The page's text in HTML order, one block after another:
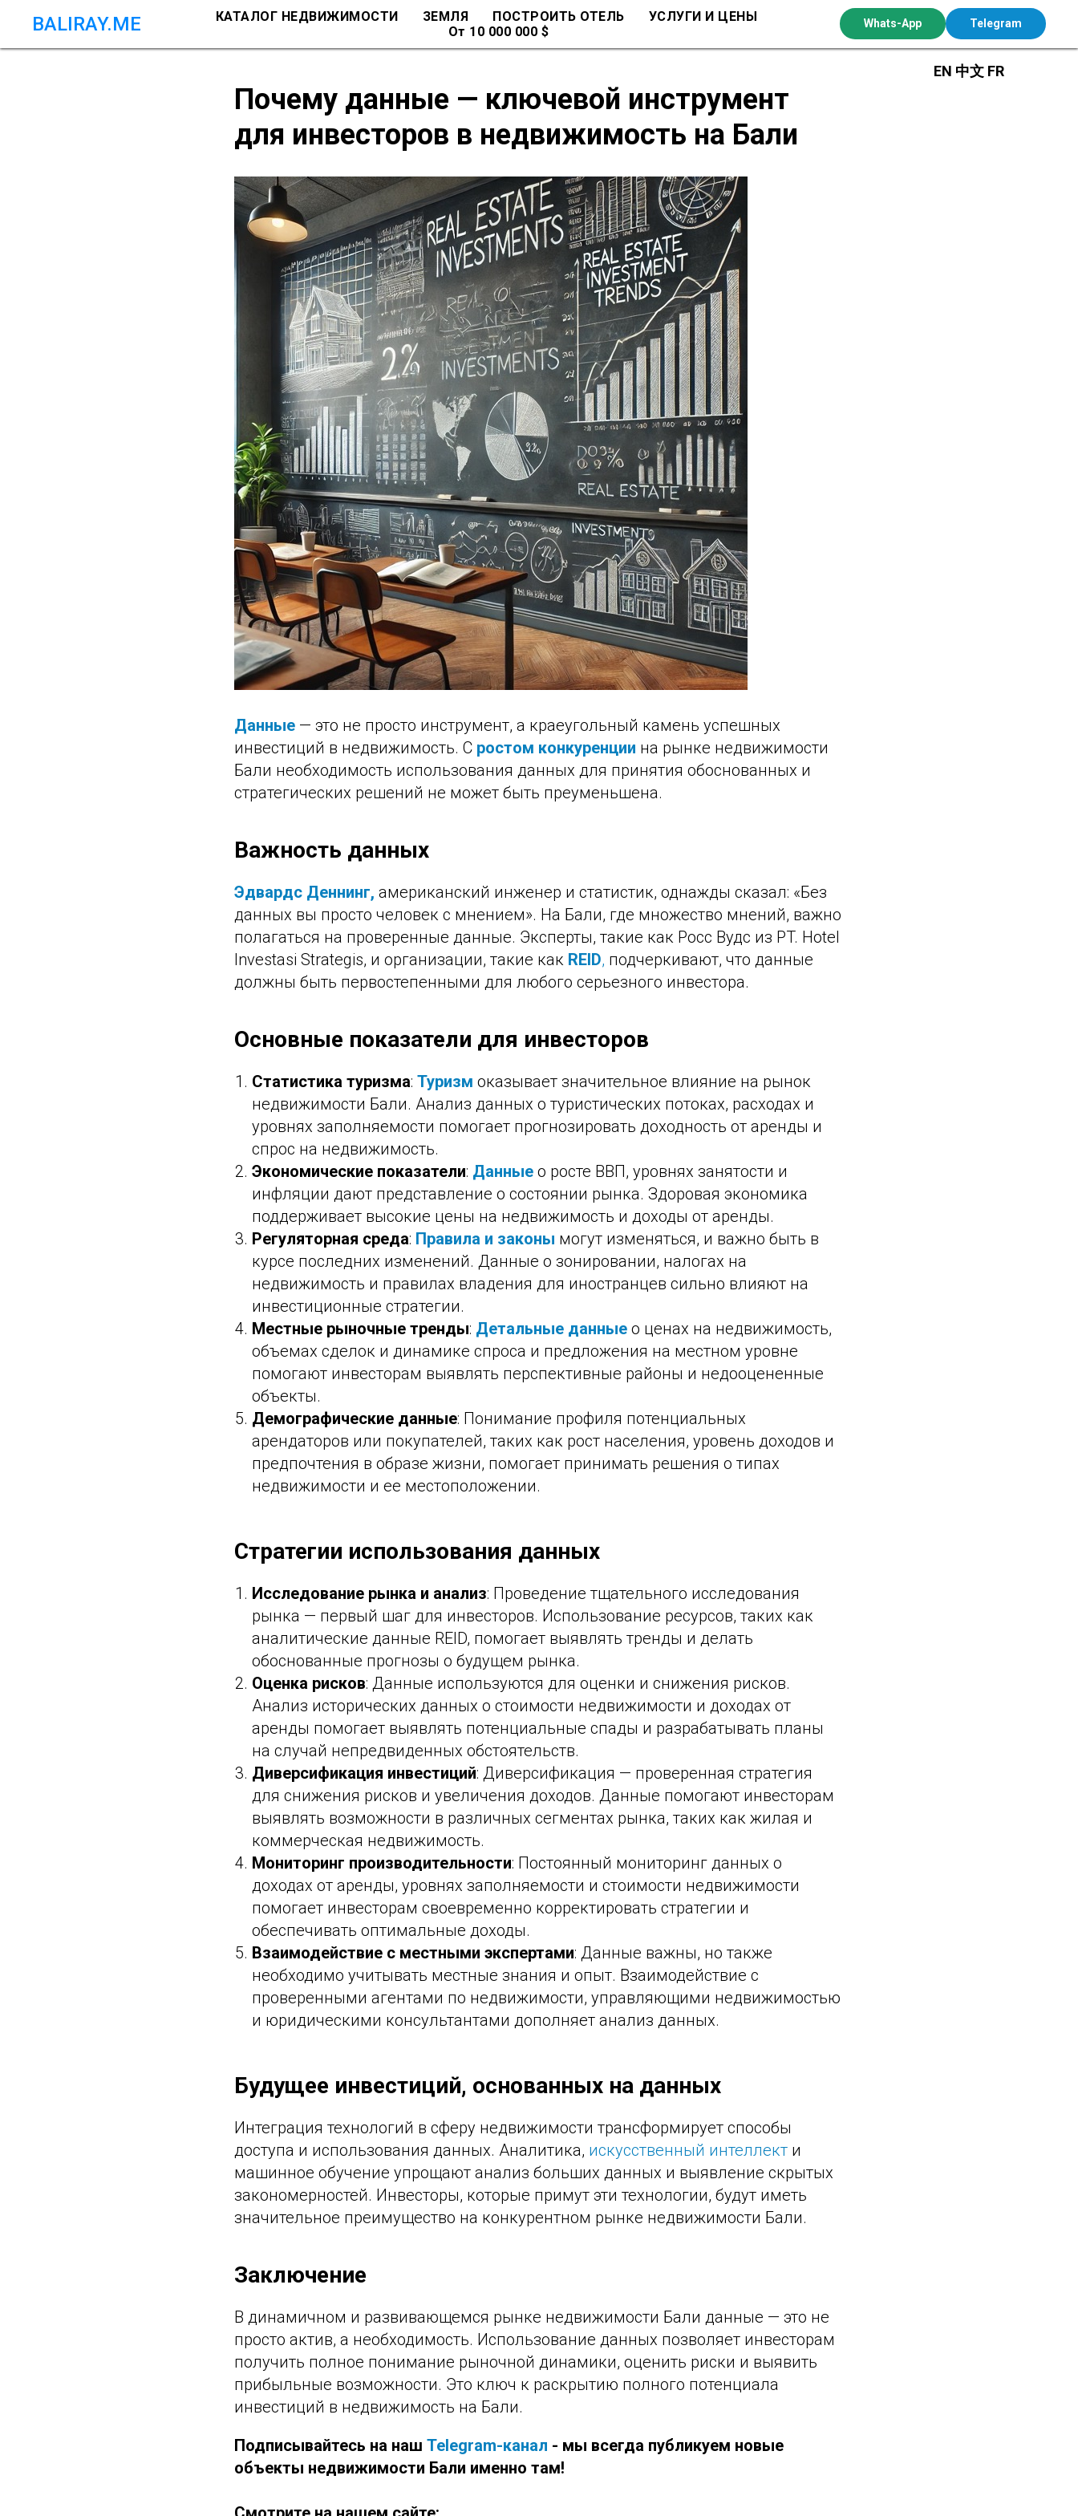
BALIRAY.ME КАТАЛОГ НЕДВИЖИМОСТИ ЗЕМЛЯ ПОСТРОИТЬ ОТЕЛЬ
УСЛУГИ И ЦЕНЫ
От 10 000 000 $
Whats-App Telegram
EN 中文 FR
Почему данные — ключевой инструмент
для инвесторов в недвижимость на Бали
Данные — это не просто инструмент, а краеугольный камень успешных
инвестиций в недвижимость. С ростом конкуренции на рынке недвижимости
Бали необходимость использования данных для принятия обоснованных и
стратегических решений не может быть преуменьшена.
Важность данных
Эдвардс Деннинг, американский инженер и статистик, однажды сказал: «Без
данных вы просто человек с мнением». На Бали, где множество мнений, важно
полагаться на проверенные данные. Эксперты, такие как Росс Вудс из PT. Hotel
Investasi Strategis, и организации, такие как REID, подчеркивают, что данные
должны быть первостепенными для любого серьезного инвестора.
Основные показатели для инвесторов
Статистика туризма: Туризм оказывает значительное влияние на рынок
недвижимости Бали. Анализ данных о туристических потоках, расходах и
уровнях заполняемости помогает прогнозировать доходность от аренды и
спрос на недвижимость.
Экономические показатели: Данные о росте ВВП, уровнях занятости и
инфляции дают представление о состоянии рынка. Здоровая экономика
поддерживает высокие цены на недвижимость и доходы от аренды.
Регуляторная среда: Правила и законы могут изменяться, и важно быть в
курсе последних изменений. Данные о зонировании, налогах на
недвижимость и правилах владения для иностранцев сильно влияют на
инвестиционные стратегии.
Местные рыночные тренды: Детальные данные о ценах на недвижимость,
объемах сделок и динамике спроса и предложения на местном уровне
помогают инвесторам выявлять перспективные районы и недооцененные
объекты.
Демографические данные: Понимание профиля потенциальных
арендаторов или покупателей, таких как рост населения, уровень доходов и
предпочтения в образе жизни, помогает принимать решения о типах
недвижимости и ее местоположении.
Стратегии использования данных
Исследование рынка и анализ: Проведение тщательного исследования
рынка — первый шаг для инвесторов. Использование ресурсов, таких как
аналитические данные REID, помогает выявлять тренды и делать
обоснованные прогнозы о будущем рынка.
Оценка рисков: Данные используются для оценки и снижения рисков.
Анализ исторических данных о стоимости недвижимости и доходах от
аренды помогает выявлять потенциальные спады и разрабатывать планы
на случай непредвиденных обстоятельств.
Диверсификация инвестиций: Диверсификация — проверенная стратегия
для снижения рисков и увеличения доходов. Данные помогают инвесторам
выявлять возможности в различных сегментах рынка, таких как жилая и
коммерческая недвижимость.
Мониторинг производительности: Постоянный мониторинг данных о
доходах от аренды, уровнях заполняемости и стоимости недвижимости
помогает инвесторам своевременно корректировать стратегии и
обеспечивать оптимальные доходы.
Взаимодействие с местными экспертами: Данные важны, но также
необходимо учитывать местные знания и опыт. Взаимодействие с
проверенными агентами по недвижимости, управляющими недвижимостью
и юридическими консультантами дополняет анализ данных.
Будущее инвестиций, основанных на данных
Интеграция технологий в сферу недвижимости трансформирует способы
доступа и использования данных. Аналитика, искусственный интеллект и
машинное обучение упрощают анализ больших данных и выявление скрытых
закономерностей. Инвесторы, которые примут эти технологии, будут иметь
значительное преимущество на конкурентном рынке недвижимости Бали.
Заключение
В динамичном и развивающемся рынке недвижимости Бали данные — это не
просто актив, а необходимость. Использование данных позволяет инвесторам
получить полное понимание рыночной динамики, оценить риски и выявить
прибыльные возможности. Это ключ к раскрытию полного потенциала
инвестиций в недвижимость на Бали.
Подписывайтесь на наш Telegram-канал - мы всегда публикуем новые
объекты недвижимости Бали именно там!